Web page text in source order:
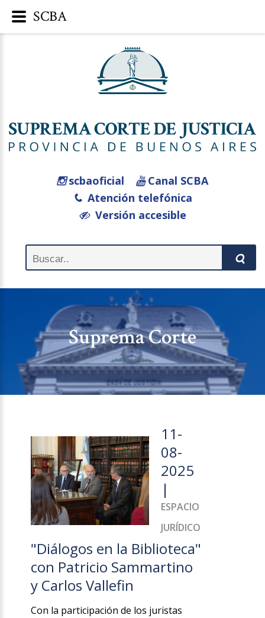
scbaoficial
Canal SCBA
Atención telefónica
Versión accesible
Suprema Corte
11-
08-
2025
|
ESPACIO
JURÍDICO
"Diálogos en la Biblioteca"
con Patricio Sammartino
y Carlos Vallefin
Con la participación de los juristas
SCBA